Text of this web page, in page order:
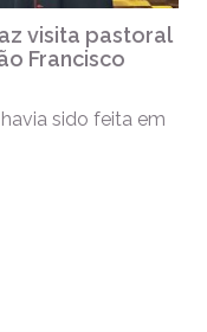
visita pastoral
Francisco
sido feita em